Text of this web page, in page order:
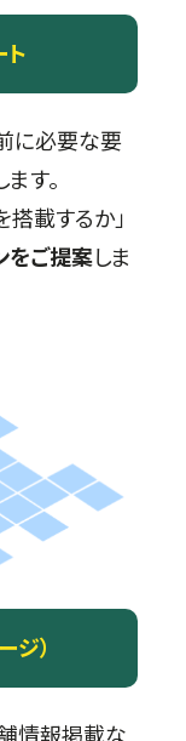
ト
に必要な要
す。
搭載するか」
をご提案しま
ジ）
舗情報掲載な